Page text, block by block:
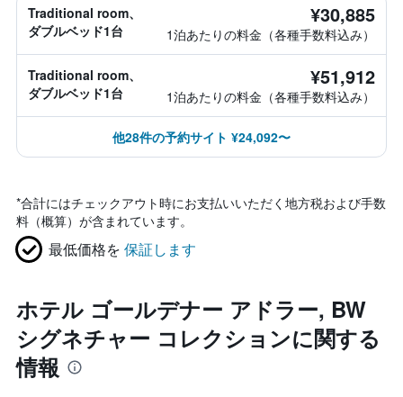
Traditional room、
ダブルベッド1台
¥30,885
1泊あたりの料金（各種手数料込み）
Traditional room、
ダブルベッド1台
¥51,912
1泊あたりの料金（各種手数料込み）
他28件の予約サイト ¥24,092〜
*合計にはチェックアウト時にお支払いいただく地方税および手数
料（概算）が含まれています。
最低価格を 保証します
ホテル ゴールデナー アドラー, BW
シグネチャー コレクションに関する
情報